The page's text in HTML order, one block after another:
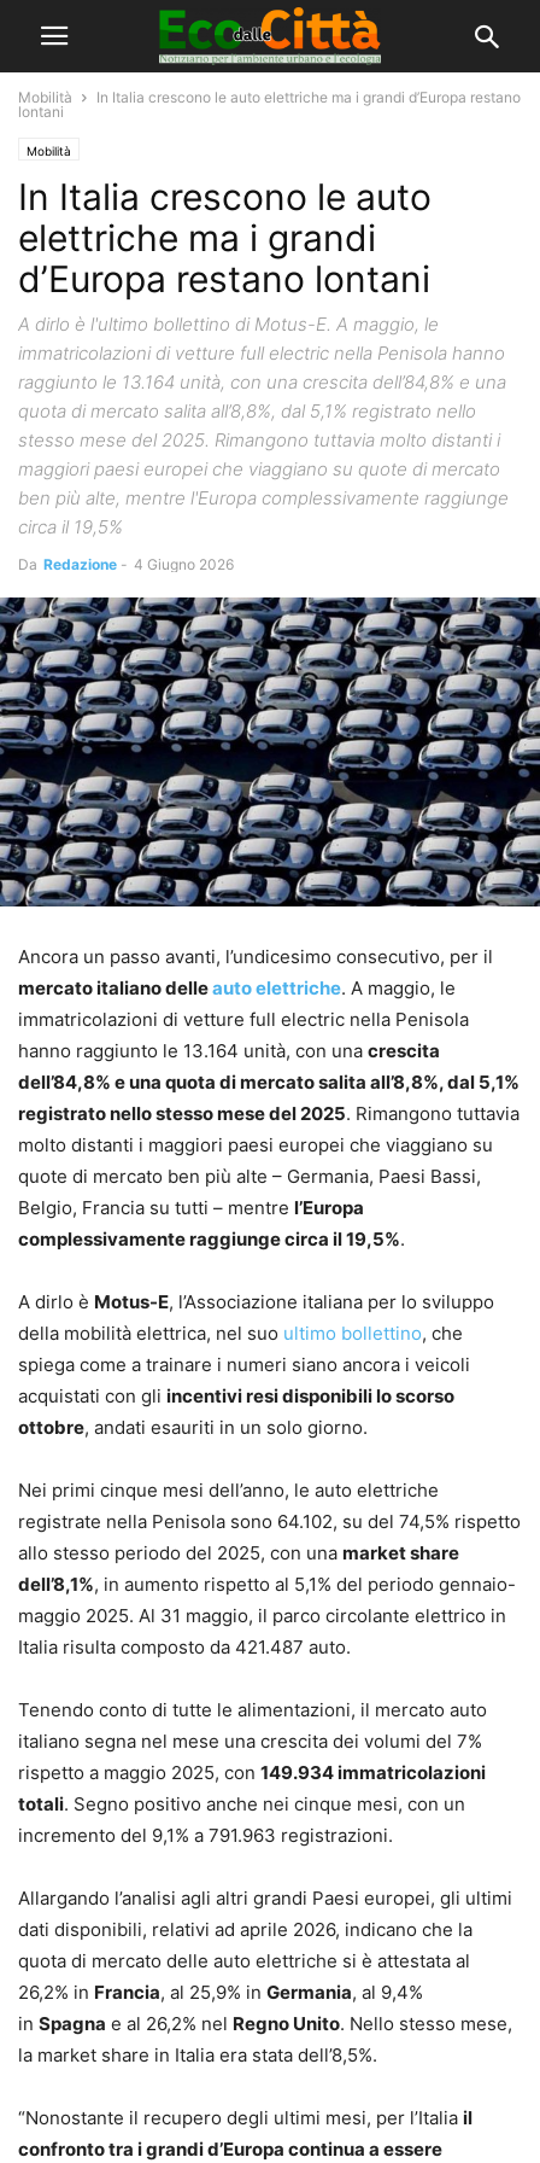
Mobilità
In Italia crescono le auto elettriche ma i grandi d’Europa restano
lontani
Mobilità
In Italia crescono le auto
elettriche ma i grandi
d’Europa restano lontani
A dirlo è l'ultimo bollettino di Motus-E. A maggio, le
immatricolazioni di vetture full electric nella Penisola hanno
raggiunto le 13.164 unità, con una crescita dell’84,8% e una
quota di mercato salita all’8,8%, dal 5,1% registrato nello
stesso mese del 2025. Rimangono tuttavia molto distanti i
maggiori paesi europei che viaggiano su quote di mercato
ben più alte, mentre l'Europa complessivamente raggiunge
circa il 19,5%
Da Redazione - 4 Giugno 2026
Ancora un passo avanti, l’undicesimo consecutivo, per il
mercato italiano delleauto elettriche. A maggio, le
immatricolazioni di vetture full electric nella Penisola
hanno raggiunto le 13.164 unità, con una crescita
dell’84,8% e una quota di mercato salita all’8,8%, dal 5,1%
registrato nello stesso mese del 2025. Rimangono tuttavia
molto distanti i maggiori paesi europei che viaggiano su
quote di mercato ben più alte – Germania, Paesi Bassi,
Belgio, Francia su tutti – mentre l’Europa
complessivamente raggiunge circa il 19,5%.
A dirlo è Motus-E, l’Associazione italiana per lo sviluppo
della mobilità elettrica, nel suo ultimo bollettino, che
spiega come a trainare i numeri siano ancora i veicoli
acquistati con gli incentivi resi disponibili lo scorso
ottobre, andati esauriti in un solo giorno.
Nei primi cinque mesi dell’anno, le auto elettriche
registrate nella Penisola sono 64.102, su del 74,5% rispetto
allo stesso periodo del 2025, con una market share
dell’8,1%, in aumento rispetto al 5,1% del periodo gennaio-
maggio 2025. Al 31 maggio, il parco circolante elettrico in
Italia risulta composto da 421.487 auto.
Tenendo conto di tutte le alimentazioni, il mercato auto
italiano segna nel mese una crescita dei volumi del 7%
rispetto a maggio 2025, con 149.934 immatricolazioni
totali. Segno positivo anche nei cinque mesi, con un
incremento del 9,1% a 791.963 registrazioni.
Allargando l’analisi agli altri grandi Paesi europei, gli ultimi
dati disponibili, relativi ad aprile 2026, indicano che la
quota di mercato delle auto elettriche si è attestata al
26,2% in Francia, al 25,9% in Germania, al 9,4%
in Spagna e al 26,2% nel Regno Unito. Nello stesso mese,
la market share in Italia era stata dell’8,5%.
“Nonostante il recupero degli ultimi mesi, per l’Italia il
confronto tra i grandi d’Europa continua a essere